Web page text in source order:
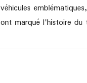
véhicules
ont marqué l'histoire du